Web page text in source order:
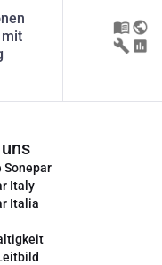
Sonepar
Italy
Italia